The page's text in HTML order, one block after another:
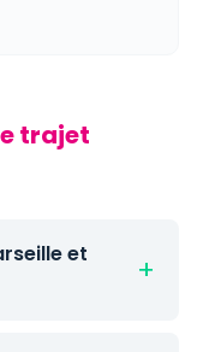
trajet
et